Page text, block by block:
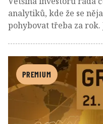
analytiků, kde že se
pohybovat třeba za rok.
PREMIUM